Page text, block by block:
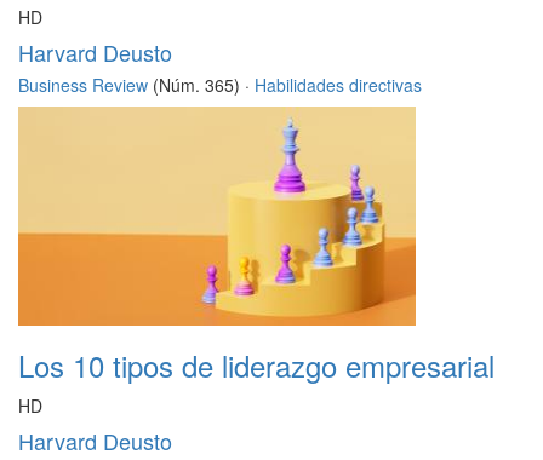
HD
Harvard Deusto
Business Review (Núm. 365) · Habilidades directivas
Los 10 tipos de liderazgo empresarial
HD
Harvard Deusto